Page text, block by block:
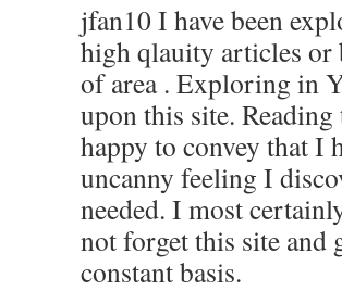
jfan10 I have been
high qlauity articles
of area . Exploring in
upon this site.
happy to convey that I
uncanny feeling I
needed. I most
not forget this site and
constant basis.